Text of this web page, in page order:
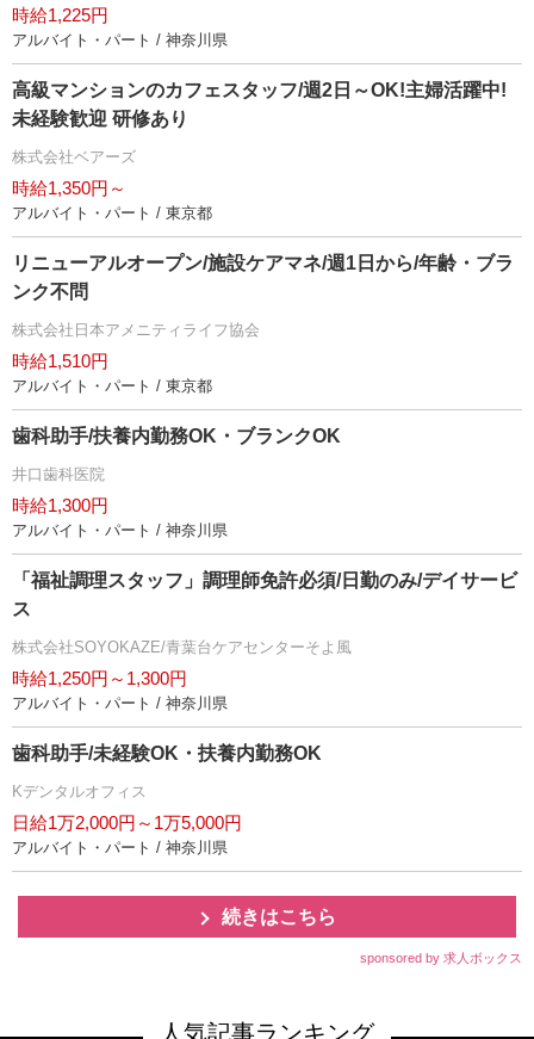
時給1,225円
アルバイト・パート / 神奈川県
高級マンションのカフェスタッフ/週2日～OK!主婦活躍中!
未経験歓迎 研修あり
株式会社ベアーズ
時給1,350円～
アルバイト・パート / 東京都
リニューアルオープン/施設ケアマネ/週1日から/年齢・ブラ
ンク不問
株式会社日本アメニティライフ協会
時給1,510円
アルバイト・パート / 東京都
歯科助手/扶養内勤務OK・ブランクOK
井口歯科医院
時給1,300円
アルバイト・パート / 神奈川県
「福祉調理スタッフ」調理師免許必須/日勤のみ/デイサービ
ス
株式会社SOYOKAZE/青葉台ケアセンターそよ風
時給1,250円～1,300円
アルバイト・パート / 神奈川県
歯科助手/未経験OK・扶養内勤務OK
Kデンタルオフィス
日給1万2,000円～1万5,000円
アルバイト・パート / 神奈川県
続きはこちら
sponsored by 求人ボックス
人気記事ランキング